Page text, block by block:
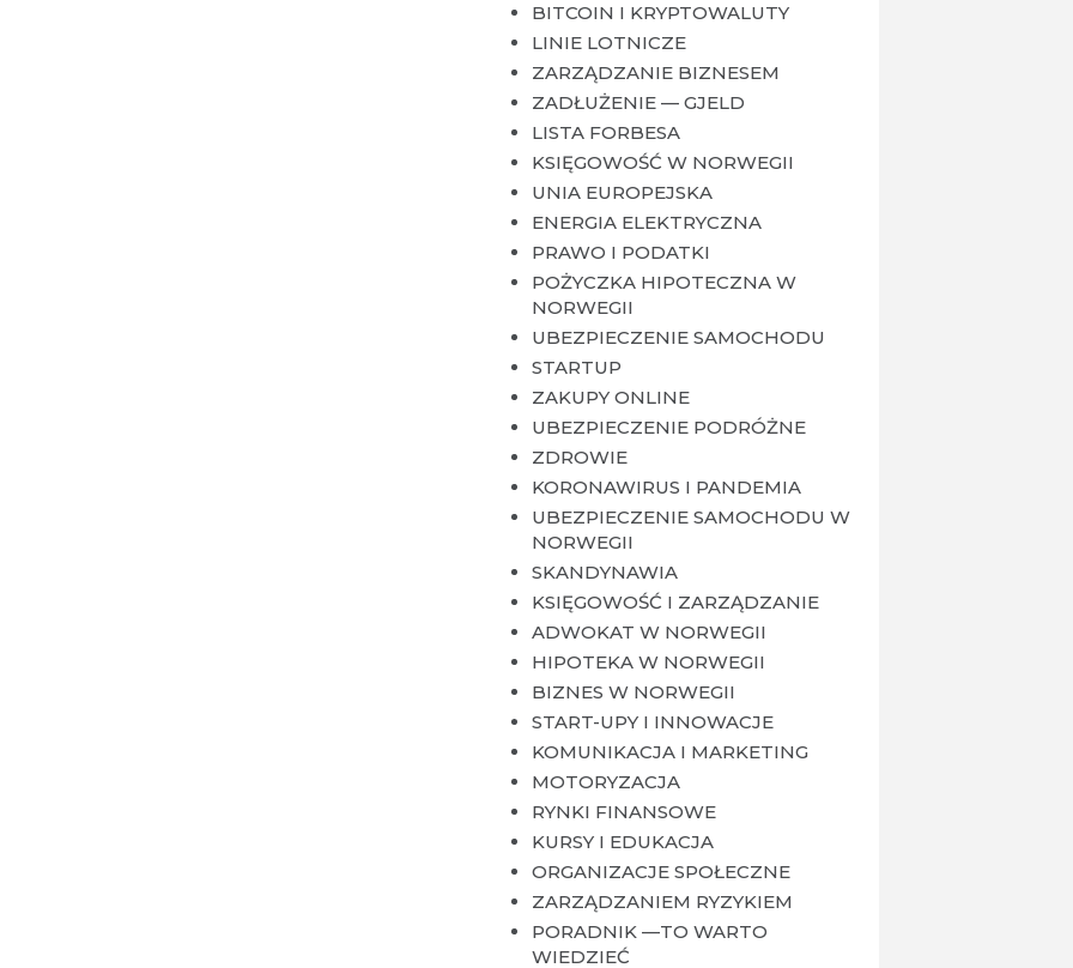
BITCOIN I KRYPTOWALUTY
LINIE LOTNICZE
ZARZĄDZANIE BIZNESEM
ZADŁUŻENIE — GJELD
LISTA FORBESA
KSIĘGOWOŚĆ W NORWEGII
UNIA EUROPEJSKA
ENERGIA ELEKTRYCZNA
PRAWO I PODATKI
POŻYCZKA HIPOTECZNA W
NORWEGII
UBEZPIECZENIE SAMOCHODU
STARTUP
ZAKUPY ONLINE
UBEZPIECZENIE PODRÓŻNE
ZDROWIE
KORONAWIRUS I PANDEMIA
UBEZPIECZENIE SAMOCHODU W
NORWEGII
SKANDYNAWIA
KSIĘGOWOŚĆ I ZARZĄDZANIE
ADWOKAT W NORWEGII
HIPOTEKA W NORWEGII
BIZNES W NORWEGII
START-UPY I INNOWACJE
KOMUNIKACJA I MARKETING
MOTORYZACJA
RYNKI FINANSOWE
KURSY I EDUKACJA
ORGANIZACJE SPOŁECZNE
ZARZĄDZANIEM RYZYKIEM
PORADNIK —TO WARTO
WIEDZIEĆ